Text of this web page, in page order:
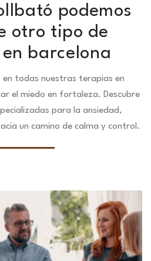
podemos
otro tipo de
barcelona
en todas nuestras terapias en
el miedo en fortaleza. Descubre
para la ansiedad,
un camino de calma y control.